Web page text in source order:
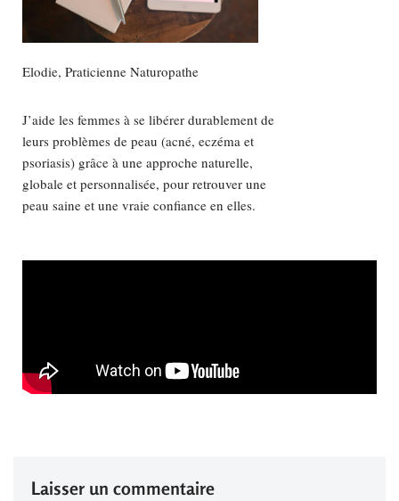
Elodie, Praticienne Naturopathe
J’aide les femmes à se libérer durablement de
leurs problèmes de peau (acné, eczéma et
psoriasis) grâce à une approche naturelle,
globale et personnalisée, pour retrouver une
peau saine et une vraie confiance en elles.
Laisser un commentaire